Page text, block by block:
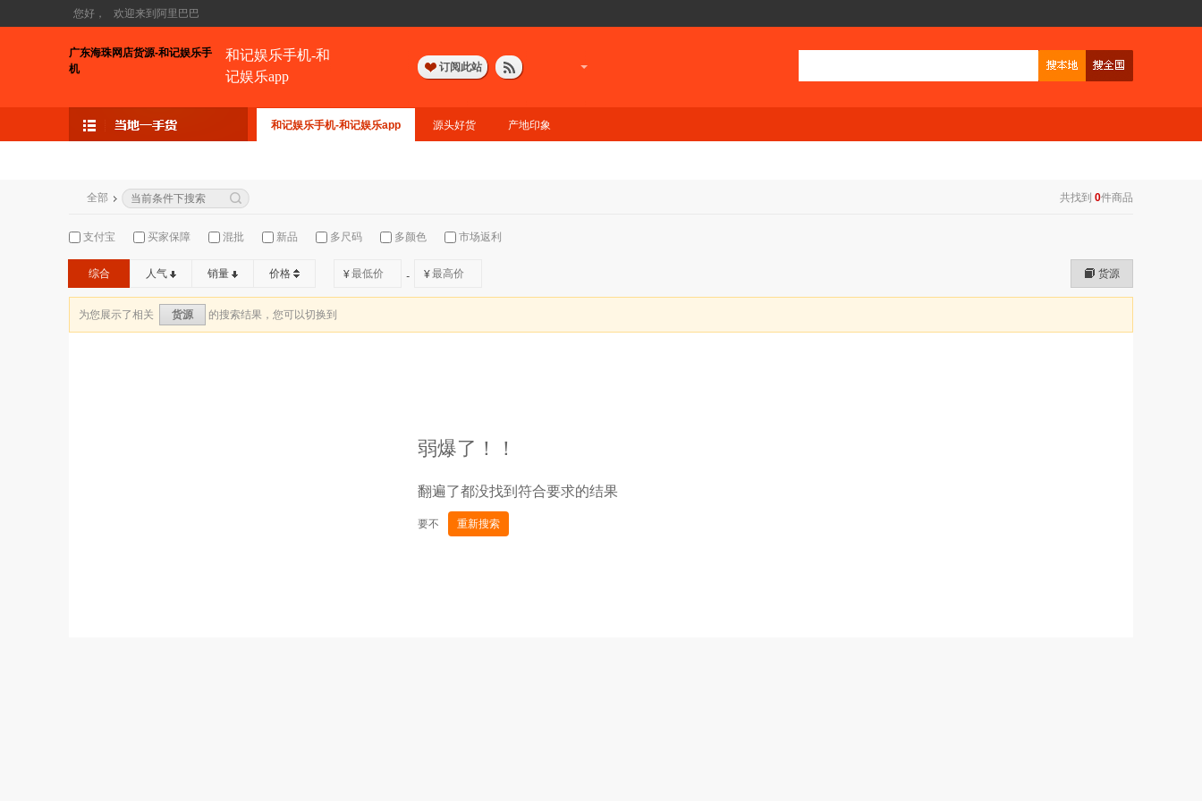
您好， 欢迎来到阿里巴巴
广东海珠网店货源-和记娱乐手
机
和记娱乐手机-和
记娱乐app
订阅此站
和记娱乐手机-和记娱乐app 源头好货 产地印象
共找到 0件商品
全部
支付宝 买家保障 混批 新品 多尺码 多颜色 市场返利
综合 人气 销量 价格 ¥ - ¥ 货源
为您展示了相关 货源 的搜索结果，您可以切换到
弱爆了！！
翻遍了都没找到符合要求的结果
要不 重新搜索